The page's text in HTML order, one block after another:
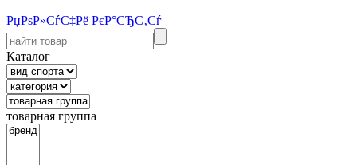
РџРѕР»СѓС‡Рё РєР°СЂС‚Сѓ
Каталог
товарная группа